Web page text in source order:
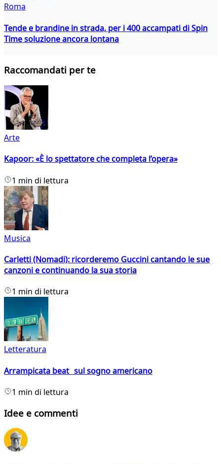
Roma
Tende e brandine in strada, per i 400 accampati di Spin
Time soluzione ancora lontana
Raccomandati per te
Arte
Kapoor: «È lo spettatore che completa l’opera»
1 min di lettura
Musica
Carletti (Nomadi): ricorderemo Guccini cantando le sue
canzoni e continuando la sua storia
1 min di lettura
Letteratura
Arrampicata beat sul sogno americano
1 min di lettura
Idee e commenti